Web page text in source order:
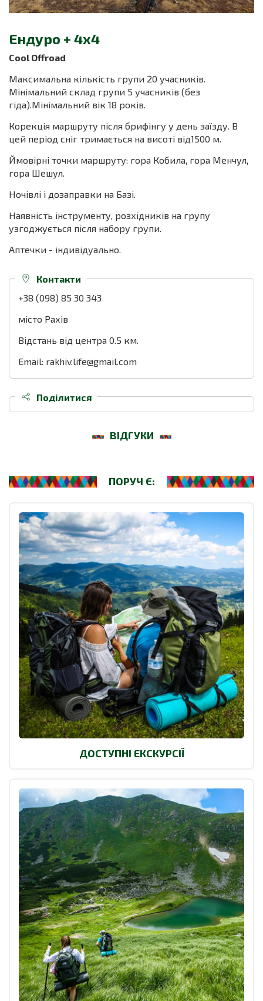
Ендуро + 4х4
Сool Offroad
Максимальна кількість групи 20 учасників.
Мінімальний склад групи 5 учасників (без
гіда).Мінімальний вік 18 років.
Корекція маршруту після брифінгу у день заїзду. В
цей період сніг тримається на висоті від1500 м.
Ймовірні точки маршруту: гора Кобила, гора Менчул,
гора Шешул.
Ночівлі і дозаправки на Базі.
Наявність інструменту, розхідників на групу
узгоджується після набору групи.
Аптечки - індивідуально.
Контакти
+38 (098) 85 30 343
місто Рахів
Відстань від центра 0.5 км.
Email: rakhiv.life@gmail.com
Поділитися
ВІДГУКИ
ПОРУЧ Є:
ДОСТУПНІ ЕКСКУРСІЇ